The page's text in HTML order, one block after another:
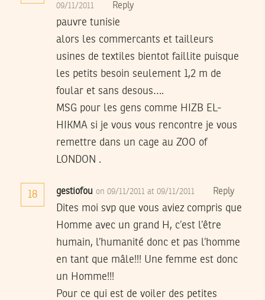
09/11/2011 Reply
pauvre tunisie
alors les commercants et tailleurs
usines de textiles bientot faillite puisque
les petits besoin seulement 1,2 m de
foular et sans desous….
MSG pour les gens comme HIZB EL-
HIKMA si je vous vous rencontre je vous
remettre dans un cage au ZOO of
LONDON .
18 gestiofou on 09/11/2011 at 09/11/2011 Reply
Dites moi svp que vous aviez compris que
Homme avec un grand H, c’est l’être
humain, l’humanité donc et pas l’homme
en tant que mâle!!! Une femme est donc
un Homme!!!
Pour ce qui est de voiler des petites